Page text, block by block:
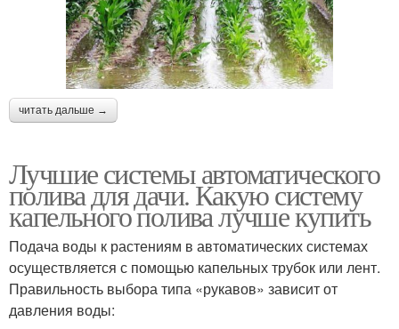
читать дальше →
Лучшие системы автоматического
полива для дачи. Какую систему
капельного полива лучше купить
Подача воды к растениям в автоматических системах
осуществляется с помощью капельных трубок или лент.
Правильность выбора типа «рукавов» зависит от
давления воды: